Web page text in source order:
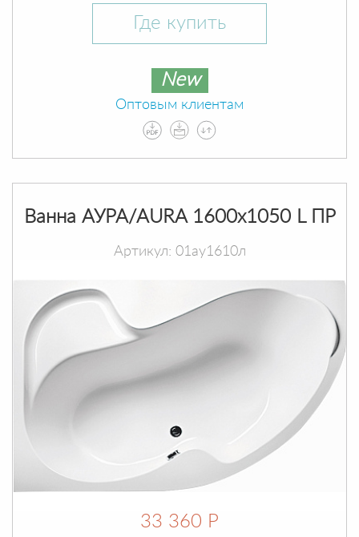
Где купить
New
Оптовым клиентам
Ванна АУРА/AURA 1600х1050 L ПР
Артикул: 01ау1610л
33 360 Р